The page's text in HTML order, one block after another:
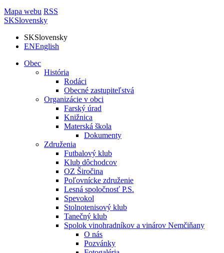
Mapa webu RSS
SKSlovensky
SKSlovensky
ENEnglish
Obec
História
Rodáci
Obecné zastupiteľstvá
Organizácie v obci
Farský úrad
Knižnica
Materská škola
Dokumenty
Združenia
Futbalový klub
Klub dôchodcov
OZ Širočina
Poľovnícke združenie
Lesná spoločnosť P.S.
Spevokol
Stolnotenisový klub
Tanečný klub
Spolok vinohradníkov a vinárov Nemčiňany
O nás
Pozvánky